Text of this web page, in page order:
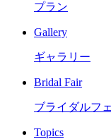
プラン
Gallery
ギャラリー
Bridal Fair
ブライダルフ
Topics